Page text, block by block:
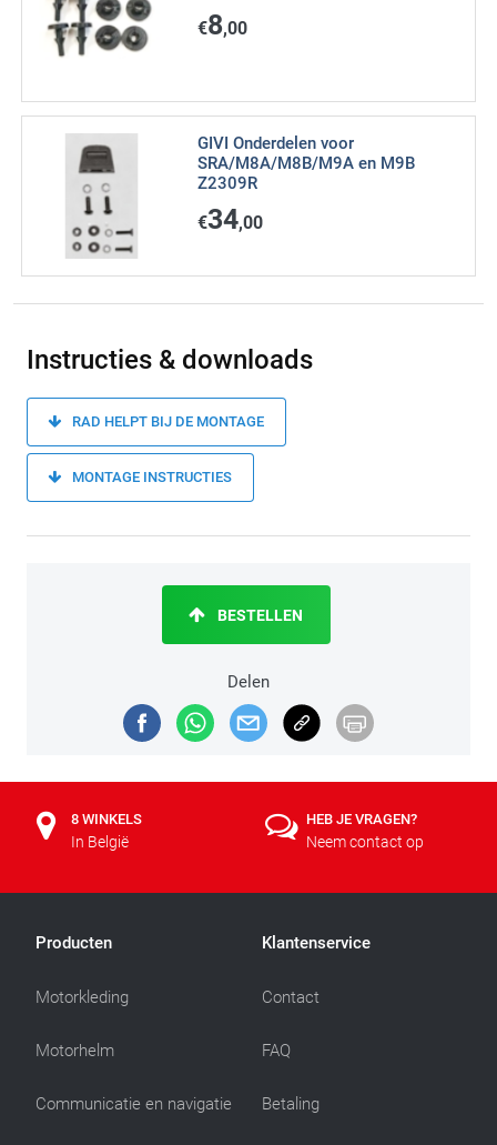
€8,00
GIVI Onderdelen voor
SRA/M8A/M8B/M9A en M9B
Z2309R
€34,00
Instructies & downloads
RAD HELPT BIJ DE MONTAGE
MONTAGE INSTRUCTIES
Delen
BESTELLEN
8 WINKELS
In België
HEB JE VRAGEN?
Neem contact op
Producten
Motorkleding
Motorhelm
Communicatie en navigatie
Klantenservice
Contact
FAQ
Betaling